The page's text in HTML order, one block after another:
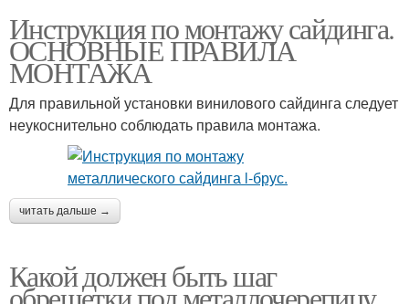
Инструкция по монтажу сайдинга.
ОСНОВНЫЕ ПРАВИЛА
МОНТАЖА
Для правильной установки винилового сайдинга следует
неукоснительно соблюдать правила монтажа.
читать дальше →
Какой должен быть шаг